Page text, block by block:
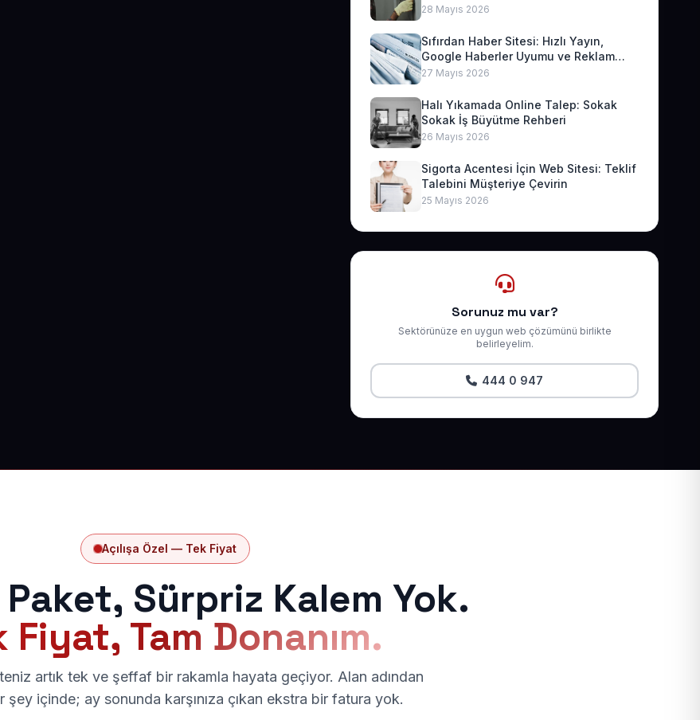
28 Mayıs 2026
Sıfırdan Haber Sitesi: Hızlı Yayın,
Google Haberler Uyumu ve Reklam
Geliri
27 Mayıs 2026
Halı Yıkamada Online Talep: Sokak
Sokak İş Büyütme Rehberi
26 Mayıs 2026
Sigorta Acentesi İçin Web Sitesi: Teklif
Talebini Müşteriye Çevirin
25 Mayıs 2026
Sorunuz mu var?
Sektörünüze en uygun web çözümünü birlikte
belirleyelim.
444 0 947
Açılışa Özel — Tek Fiyat
Sürpriz Kalem Yok.
Fiyat, Tam Donanım.
artık tek ve şeffaf bir rakamla hayata geçiyor. Alan adından
şey içinde; ay sonunda karşınıza çıkan ekstra bir fatura yok.